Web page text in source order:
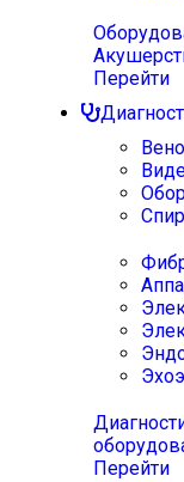
Перейти
Перейти